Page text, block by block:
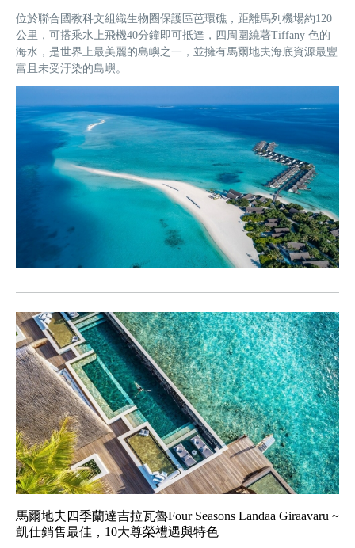
位於聯合國教科文組織生物圈保護區芭環礁，距離馬列機場約120
公里，可搭乘水上飛機40分鐘即可抵達，四周圍繞著Tiffany 色的
海水，是世界上最美麗的島嶼之一，並擁有馬爾地夫海底資源最豐
富且未受汙染的島嶼。
馬爾地夫四季蘭達吉拉瓦魯Four Seasons Landaa Giraavaru ~
凱仕銷售最佳，10大尊榮禮遇與特色